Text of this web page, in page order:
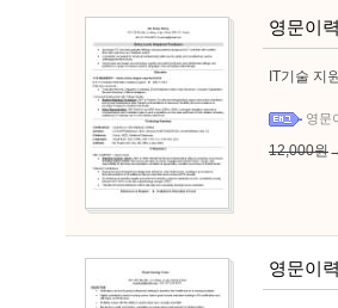
영문이
IT기술 지
영문
12,000원
영문이